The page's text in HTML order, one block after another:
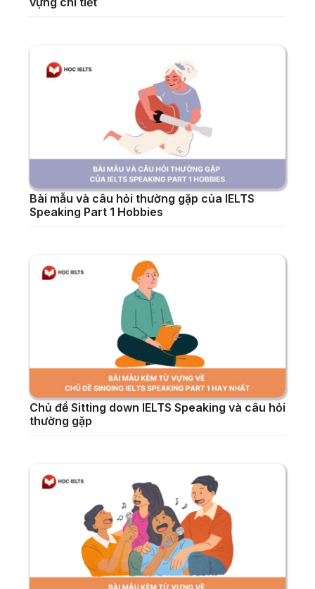
Bài mẫu và câu hỏi thường gặp của IELTS
Speaking Part 1 Hobbies
Chủ đề Sitting down IELTS Speaking và câu hỏi
thường gặp